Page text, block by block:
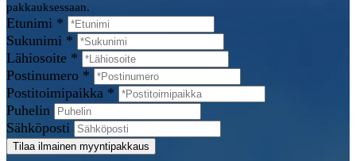
pakkauksessaan.
Etunimi *
Sukunimi *
Lähiosoite *
Postinumero *
Postitoimipaikka *
Puhelin
Sähköposti
Tilaa ilmainen myyntipakkaus